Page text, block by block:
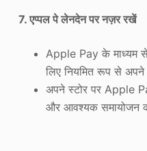
7. एप्पल पे लेनदेन पर नज़र रखें
Apple Pay के माध्यम
लिए नियमित रूप से
अपने स्टोर पर Apple
और आवश्यक समायोजन